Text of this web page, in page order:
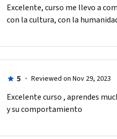
Excelente, curso me llevo a
con la cultura, con la
5 · Reviewed on Nov 29, 2023
Excelente curso , aprendes
y su comportamiento